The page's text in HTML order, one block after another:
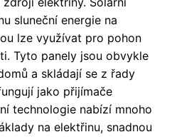
sluneční energie na
lze využívat pro pohon
Tyto panely jsou obvykle
a skládají se z řady
jako přijímače
technologie nabízí mnoho
na elektřinu, snadnou